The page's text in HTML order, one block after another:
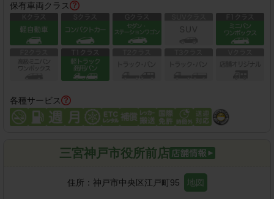
保有車両クラス
各種サービス
三宮神戸市役所前店
住所： 神戸市中央区江戸町95 地図